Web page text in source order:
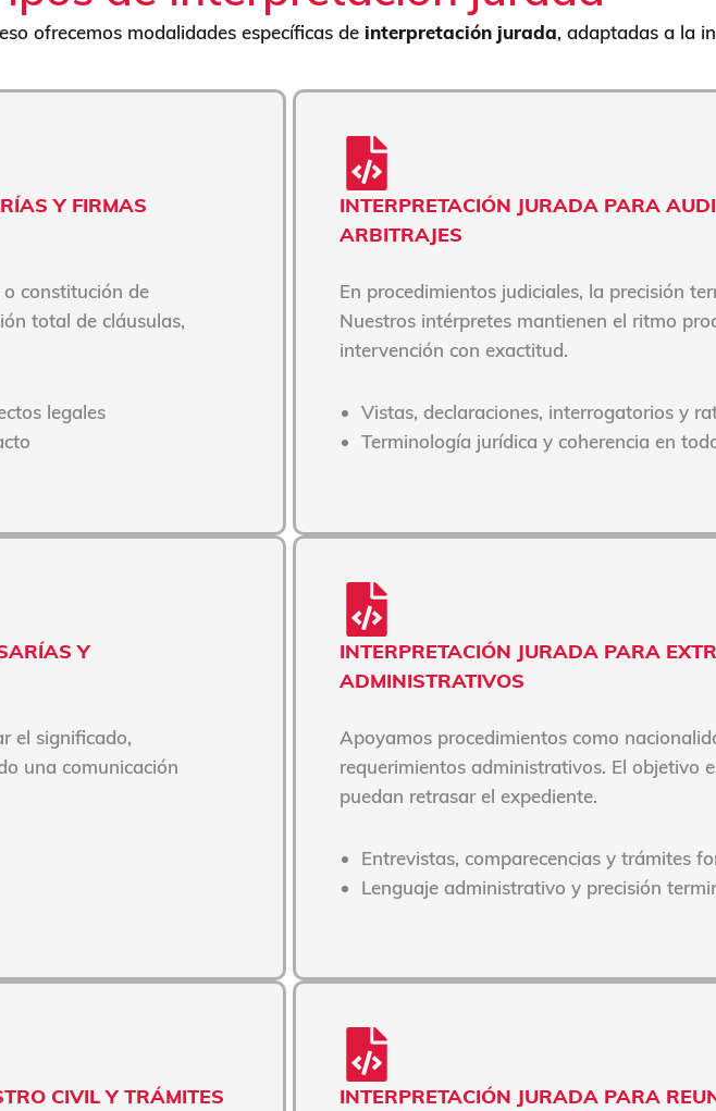
ofrecemos modalidades específicas de interpretación jurada, adaptadas a la
Y FIRMAS
constitución de
total de cláusulas,
legales
INTERPRETACIÓN JURADA PARA
ARBITRAJES
En procedimientos judiciales, la precisión
Nuestros intérpretes mantienen el ritmo
intervención con exactitud.
Vistas, declaraciones, interrogatorios y
Terminología jurídica y coherencia en
Y
el significado,
una comunicación
INTERPRETACIÓN JURADA PARA
ADMINISTRATIVOS
Apoyamos procedimientos como
requerimientos administrativos. El objetivo
puedan retrasar el expediente.
Entrevistas, comparecencias y trámites
Lenguaje administrativo y precisión
CIVIL Y TRÁMITES
INTERPRETACIÓN JURADA PARA